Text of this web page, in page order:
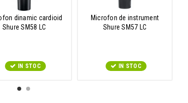
dinamic cardioid
Shure SM58 LC
IN STOC
Microfon de instrument
Shure SM57 LC
IN STOC